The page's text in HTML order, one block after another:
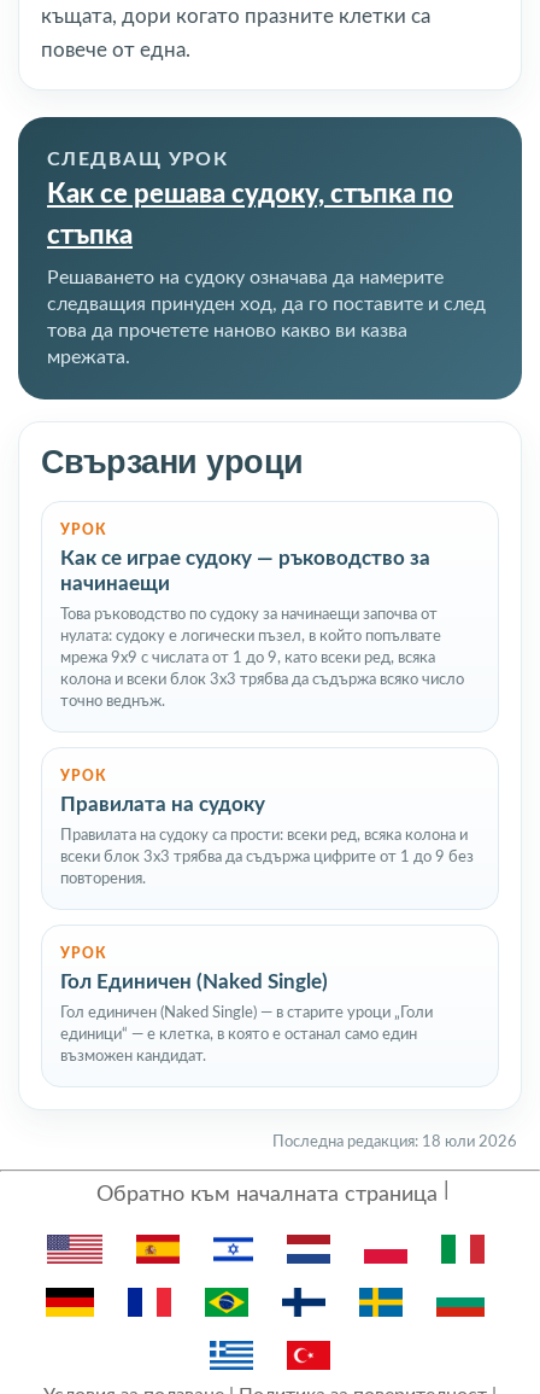
къщата, дори когато празните клетки са
повече от една.
СЛЕДВАЩ УРОК
Как се решава судоку, стъпка по
стъпка
Решаването на судоку означава да намерите
следващия принуден ход, да го поставите и след
това да прочетете наново какво ви казва
мрежата.
Свързани уроци
УРОК
Как се играе судоку — ръководство за
начинаещи
Това ръководство по судоку за начинаещи започва от
нулата: судоку е логически пъзел, в който попълвате
мрежа 9x9 с числата от 1 до 9, като всеки ред, всяка
колона и всеки блок 3x3 трябва да съдържа всяко число
точно веднъж.
УРОК
Правилата на судоку
Правилата на судоку са прости: всеки ред, всяка колона и
всеки блок 3x3 трябва да съдържа цифрите от 1 до 9 без
повторения.
УРОК
Гол Единичен (Naked Single)
Гол единичен (Naked Single) — в старите уроци „Голи
единици“ — е клетка, в която е останал само един
възможен кандидат.
Последна редакция: 18 юли 2026
Обратно към началната страница